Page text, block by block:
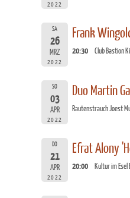
2022
SA
26
MRZ
2022
Frank
20:30 Club Bastion
SO
03
APR
2022
Duo Martin
Rautenstrauch Joest
DO
21
APR
2022
Efrat Alony
20:00 Kultur im Esel